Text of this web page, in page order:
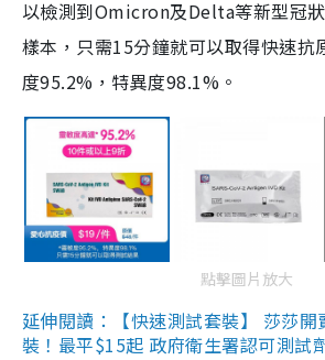
以檢測到Omicron及Delta等新型冠
樣本，只需15分鐘就可以取得快速抗
度95.2%，特異度98.1%。
點擊圖片放大
延伸閱讀：【快速測試套裝】 莎莎
裝！最平$15起 政府衛生署認可測試